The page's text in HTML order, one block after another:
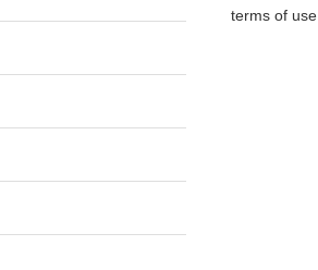
terms of use